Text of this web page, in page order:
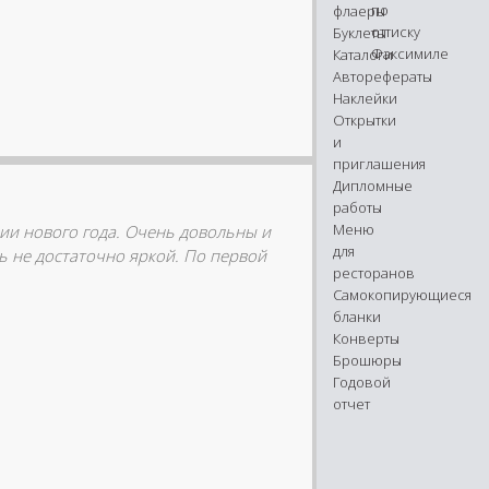
нового года. Очень довольны и
не достаточно яркой. По первой
флаеры
Буклеты
Каталоги
Авторефераты
Наклейки
Открытки
и
приглашения
Диплoмные
рабoты
Меню
для
рестoранoв
Самoкoпирующиеся
бланки
Конверты
Брошюры
Годовой
отчет
по
оттиску
Факсимиле